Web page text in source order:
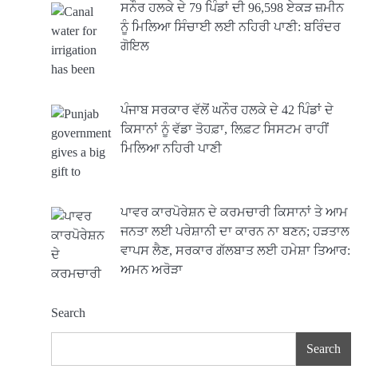
ਸਨੌਰ ਹਲਕੇ ਦੇ 79 ਪਿੰਡਾਂ ਦੀ 96,598 ਏਕੜ ਜ਼ਮੀਨ
ਨੂੰ ਮਿਲਿਆ ਸਿੰਚਾਈ ਲਈ ਨਹਿਰੀ ਪਾਣੀ: ਬਰਿੰਦਰ
ਗੋਇਲ
ਪੰਜਾਬ ਸਰਕਾਰ ਵੱਲੋਂ ਘਨੌਰ ਹਲਕੇ ਦੇ 42 ਪਿੰਡਾਂ ਦੇ
ਕਿਸਾਨਾਂ ਨੂੰ ਵੱਡਾ ਤੋਹਫ਼ਾ, ਲਿਫ਼ਟ ਸਿਸਟਮ ਰਾਹੀਂ
ਮਿਲਿਆ ਨਹਿਰੀ ਪਾਣੀ
ਪਾਵਰ ਕਾਰਪੋਰੇਸ਼ਨ ਦੇ ਕਰਮਚਾਰੀ ਕਿਸਾਨਾਂ ਤੇ ਆਮ
ਜਨਤਾ ਲਈ ਪਰੇਸ਼ਾਨੀ ਦਾ ਕਾਰਨ ਨਾ ਬਣਨ; ਹੜਤਾਲ
ਵਾਪਸ ਲੈਣ, ਸਰਕਾਰ ਗੱਲਬਾਤ ਲਈ ਹਮੇਸ਼ਾ ਤਿਆਰ:
ਅਮਨ ਅਰੋੜਾ
Search
Search